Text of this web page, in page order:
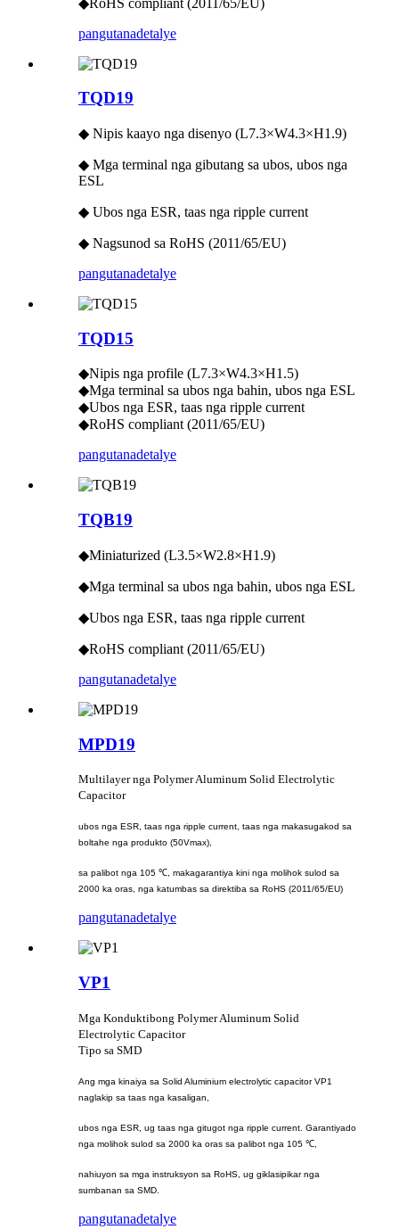
pangutanadetalye
TQD19
◆ Nipis kaayo nga disenyo (L7.3×W4.3×H1.9)
◆ Mga terminal nga gibutang sa ubos, ubos nga
ESL
◆ Ubos nga ESR, taas nga ripple current
◆ Nagsunod sa RoHS (2011/65/EU)
pangutanadetalye
TQD15
◆Nipis nga profile (L7.3×W4.3×H1.5)
◆Mga terminal sa ubos nga bahin, ubos nga ESL
◆Ubos nga ESR, taas nga ripple current
◆RoHS compliant (2011/65/EU)
pangutanadetalye
TQB19
◆Miniaturized (L3.5×W2.8×H1.9)
◆Mga terminal sa ubos nga bahin, ubos nga ESL
◆Ubos nga ESR, taas nga ripple current
◆RoHS compliant (2011/65/EU)
pangutanadetalye
MPD19
Multilayer nga Polymer Aluminum Solid Electrolytic
Capacitor
ubos nga ESR, taas nga ripple current, taas nga makasugakod sa
boltahe nga produkto (50Vmax),
sa palibot nga 105 ℃, makagarantiya kini nga molihok sulod sa
2000 ka oras, nga katumbas sa direktiba sa RoHS (2011/65/EU)
pangutanadetalye
VP1
Mga Konduktibong Polymer Aluminum Solid
Electrolytic Capacitor
Tipo sa SMD
Ang mga kinaiya sa Solid Aluminium electrolytic capacitor VP1
naglakip sa taas nga kasaligan,
ubos nga ESR, ug taas nga gitugot nga ripple current. Garantiyado
nga molihok sulod sa 2000 ka oras sa palibot nga 105 ℃,
nahiuyon sa mga instruksyon sa RoHS, ug giklasipikar nga
sumbanan sa SMD.
pangutanadetalye